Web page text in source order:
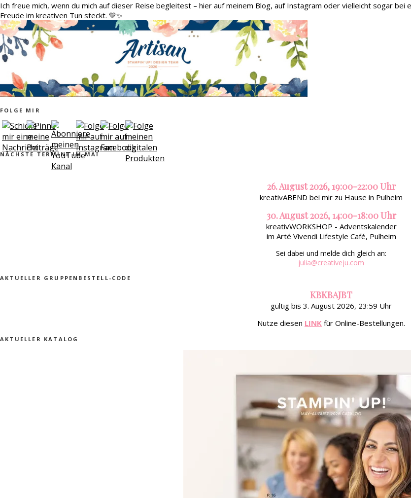
Ich freue mich, wenn du mich auf dieser Reise begleitest – hier auf meinem Blog, auf Instagram oder vielleicht sogar
Freude im kreativen Tun steckt. 💛✨
FOLGE MIR
NÄCHSTE TERMINE IM MAI
26. August 2026, 19:00-22:00 Uhr
kreativABEND bei mir zu Hause in Pulheim
30. August 2026, 14:00-18:00 Uhr
kreativWORKSHOP - Adventskalender
im Arté Vivendi Lifestyle Café, Pulheim
Sei dabei und melde dich gleich an:
julia@creativeju.com
AKTUELLER GRUPPENBESTELL-CODE
KBKBAJBT
gültig bis 3. August 2026, 23:59 Uhr
Nutze diesen LINK für Online-Bestellungen.
AKTUELLER KATALOG